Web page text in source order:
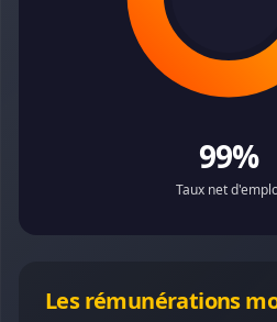
99%
Taux net
Les rémunérations